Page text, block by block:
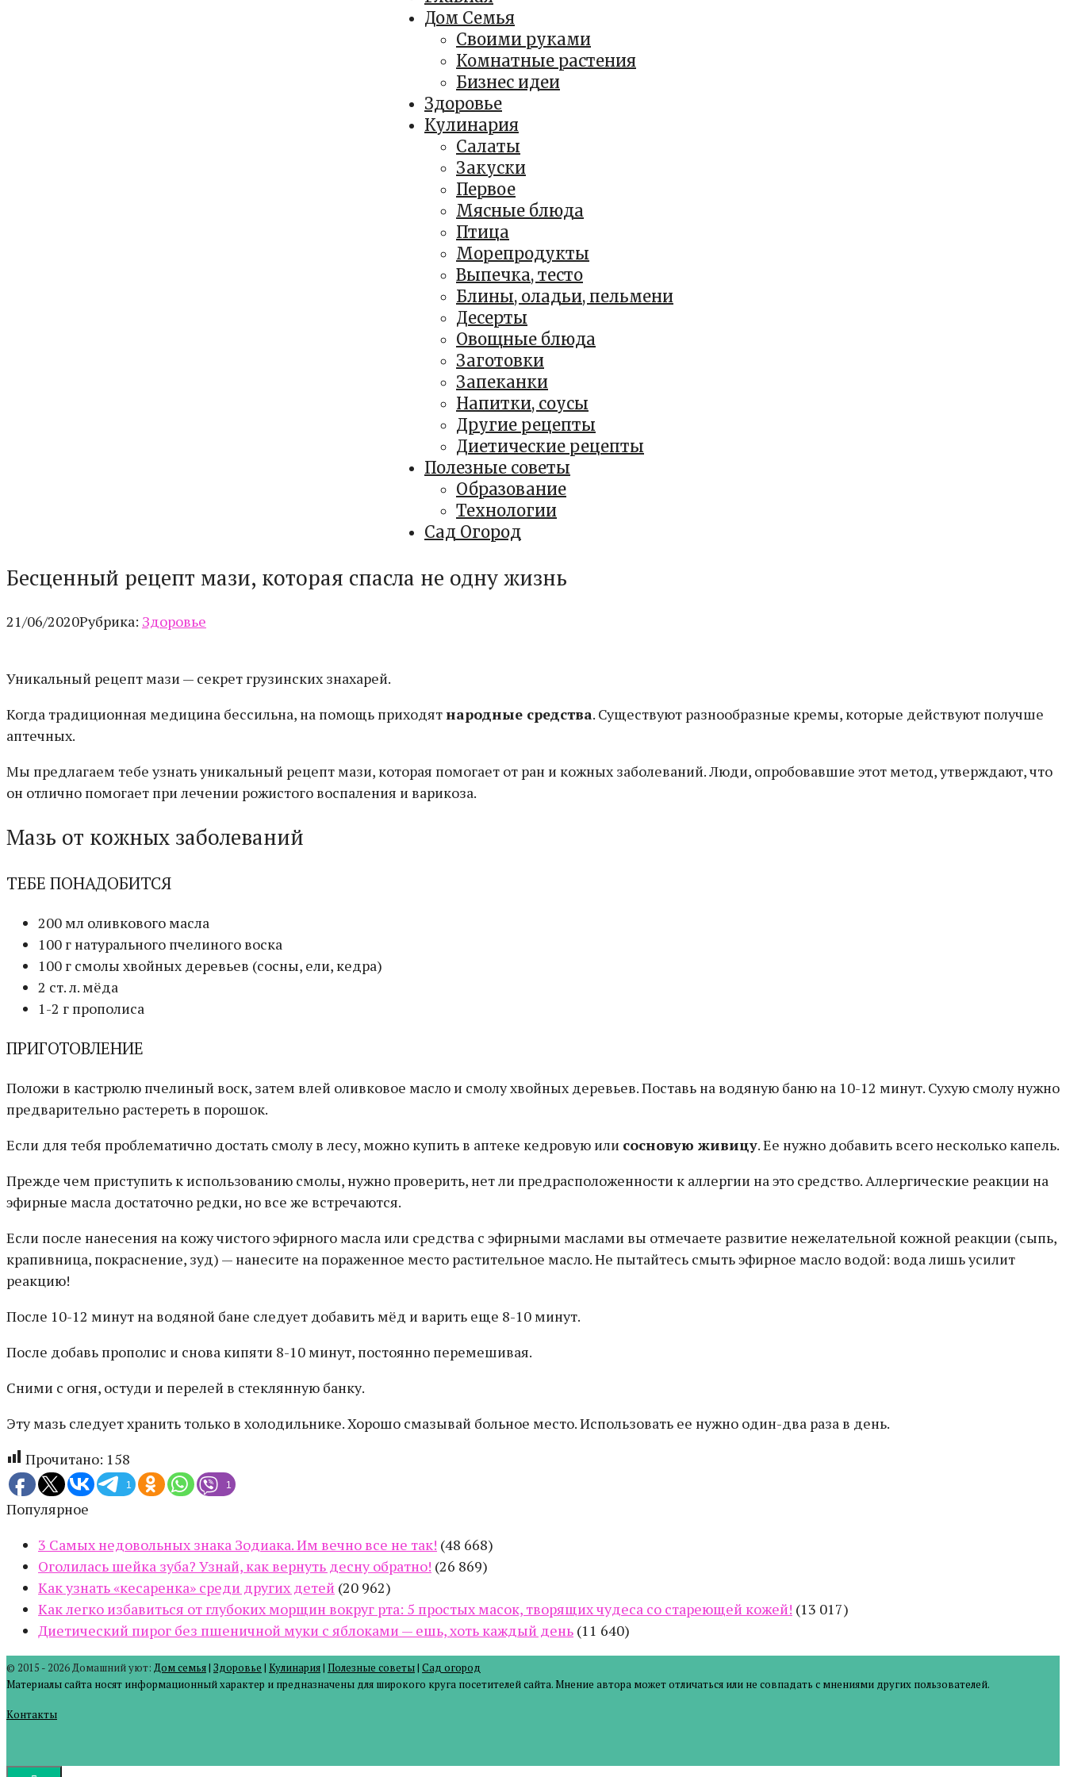
Дом Семья
Своими руками
Комнатные растения
Бизнес идеи
Здоровье
Кулинария
Салаты
Закуски
Первое
Мясные блюда
Птица
Морепродукты
Выпечка, тесто
Блины, оладьи, пельмени
Десерты
Овощные блюда
Заготовки
Запеканки
Напитки, соусы
Другие рецепты
Диетические рецепты
Полезные советы
Образование
Технологии
Сад Огород
Бесценный рецепт мази, которая спасла не одну жизнь
21/06/2020Рубрика: Здоровье
Уникальный рецепт мази — секрет грузинских знахарей.
Когда традиционная медицина бессильна, на помощь приходятнародные средства. Существуют разнообразные кремы, которые действуют получше
аптечных.
Мы предлагаем тебе узнать уникальный рецепт мази, которая помогает от ран и кожных заболеваний. Люди, опробовавшие этот метод, утверждают, что
он отлично помогает при лечении рожистого воспаления и варикоза.
Мазь от кожных заболеваний
ТЕБЕ ПОНАДОБИТСЯ
200 мл оливкового масла
100 г натурального пчелиного воска
100 г смолы хвойных деревьев (сосны, ели, кедра)
2 ст. л. мёда
1-2 г прополиса
ПРИГОТОВЛЕНИЕ
Положи в кастрюлю пчелиный воск, затем влей оливковое масло и смолу хвойных деревьев. Поставь на водяную баню на 10-12 минут. Сухую смолу нужно
предварительно растереть в порошок.
Если для тебя проблематично достать смолу в лесу, можно купить в аптеке кедровую или сосновую живицу. Ее нужно добавить всего несколько капель.
Прежде чем приступить к использованию смолы, нужно проверить, нет ли предрасположенности к аллергии на это средство. Аллергические реакции на
эфирные масла достаточно редки, но все же встречаются.
Если после нанесения на кожу чистого эфирного масла или средства с эфирными маслами вы отмечаете развитие нежелательной кожной реакции (сыпь,
крапивница, покраснение, зуд) — нанесите на пораженное место растительное масло. Не пытайтесь смыть эфирное масло водой: вода лишь усилит
реакцию!
После 10-12 минут на водяной бане следует добавить мёд и варить еще 8-10 минут.
После добавь прополис и снова кипяти 8-10 минут, постоянно перемешивая.
Сними с огня, остуди и перелей в стеклянную банку.
Эту мазь следует хранить только в холодильнике. Хорошо смазывай больное место. Использовать ее нужно один-два раза в день.
Прочитано: 158
1 1
Популярное
3 Самых недовольных знака Зодиака. Им вечно все не так! (48 668)
Оголилась шейка зуба? Узнай, как вернуть десну обратно! (26 869)
Как узнать «кесаренка» среди других детей (20 962)
Как легко избавиться от глубоких морщин вокруг рта: 5 простых масок, творящих чудеса со стареющей кожей! (13 017)
Диетический пирог без пшеничной муки с яблоками — ешь, хоть каждый день (11 640)
© 2015 - 2026 Домашний уют: Дом семья| Здоровье | Кулинария| Полезные советы| Сад огород
Материалы сайта носят информационный характер и предназначены для широкого круга посетителей сайта. Мнение автора может отличаться или не совпадать с мнениями других пользователей.
Контакты